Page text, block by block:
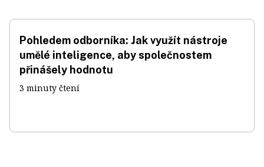
Pohledem odborníka: Jak využít nástroje
umělé inteligence, aby společnostem
přinášely hodnotu
3 minuty čtení